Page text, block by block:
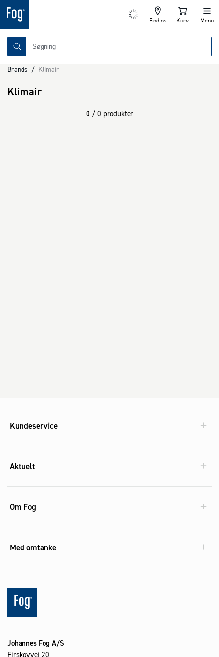
Find os Kurv Menu
Brands / Klimair
Klimair
0 / 0 produkter
Kundeservice
Aktuelt
Om Fog
Med omtanke
Johannes Fog A/S
Firskovvej 20